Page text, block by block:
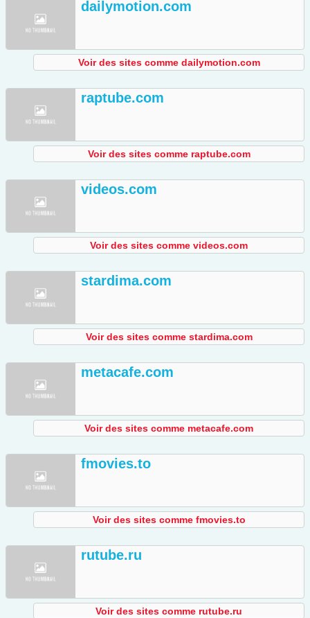
dailymotion.com
Voir des sites comme dailymotion.com
raptube.com
Voir des sites comme raptube.com
videos.com
Voir des sites comme videos.com
stardima.com
Voir des sites comme stardima.com
metacafe.com
Voir des sites comme metacafe.com
fmovies.to
Voir des sites comme fmovies.to
rutube.ru
Voir des sites comme rutube.ru